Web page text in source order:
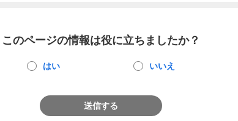
このページの情報は役に立ちましたか？
はい いいえ
送信する